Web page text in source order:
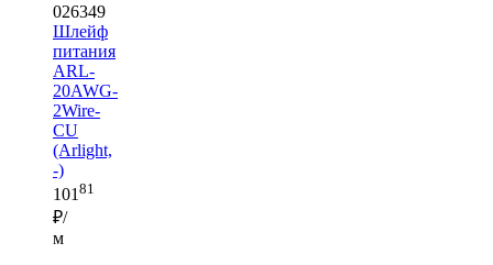
026349
Шлейф
питания
ARL-
20AWG-
2Wire-
CU
(Arlight,
-)
101 81
₽/
м